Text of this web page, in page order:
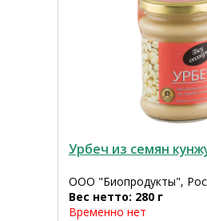
Урбеч из семян
ООО "Биопродукты",
Вес нетто: 280 г
Временно нет